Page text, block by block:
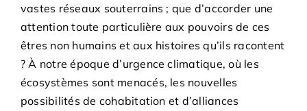
vastes réseaux souterrains ; que d’accorder une
attention toute particulière aux pouvoirs de ces
êtres non humains et aux histoires qu’ils racontent
? À notre époque d’urgence climatique, où les
écosystèmes sont menacés, les nouvelles
possibilités de cohabitation et d’alliances